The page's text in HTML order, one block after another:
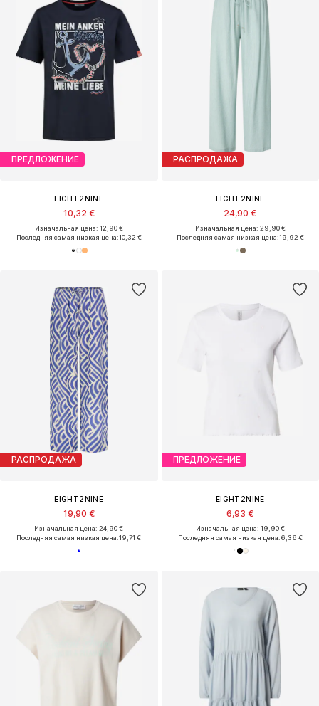
ПРЕДЛОЖЕНИЕ
EIGHT2NINE
10,32 €
Изначальная цена: 12,90 €
Последняя самая низкая цена:10,32 €
РАСПРОДАЖА
EIGHT2NINE
24,90 €
Изначальная цена: 29,90 €
Последняя самая низкая цена:19,92 €
РАСПРОДАЖА
EIGHT2NINE
19,90 €
Изначальная цена: 24,90 €
Последняя самая низкая цена:19,71 €
ПРЕДЛОЖЕНИЕ
EIGHT2NINE
6,93 €
Изначальная цена: 19,90 €
Последняя самая низкая цена:6,36 €